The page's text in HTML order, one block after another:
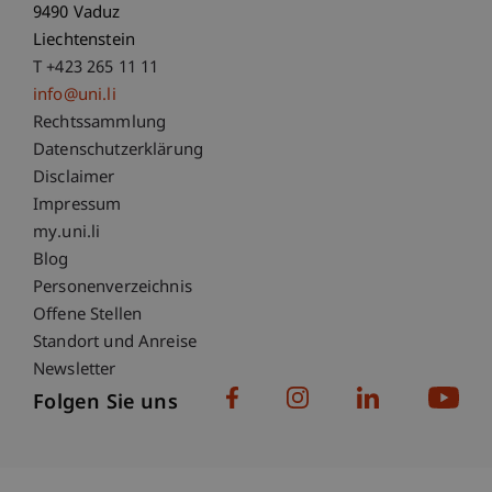
9490 Vaduz
Liechtenstein
T +423 265 11 11
info@uni.li
Fußzeile Rechtliche Hinweise
Rechtssammlung
Datenschutzerklärung
Disclaimer
Impressum
Fußzeile Subdomain-Verzeichnis
my.uni.li
Blog
Personenverzeichnis
Offene Stellen
Standort und Anreise
Newsletter
Folgen Sie uns